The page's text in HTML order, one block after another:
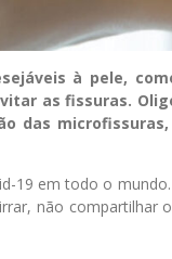
à pele,
as fissuras.
das microfissuras,
19 em todo o
não compartilhar